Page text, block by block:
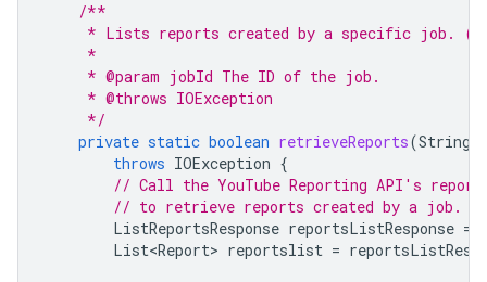
/**
* Lists reports created by a specific job.
     *
     * @param jobId The ID of the job.
     * @throws IOException
     */
private static boolean retrieveReports(String
throws IOException {
// Call the YouTube Reporting API's
// to retrieve reports created by a job.
ListReportsResponse reportsListResponse =
List<Report> reportslist =